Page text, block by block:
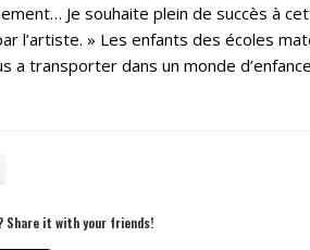
Je souhaite plein de succès à
l’artiste. » Les enfants des écoles
a transporter dans un monde
Share it with your friends!